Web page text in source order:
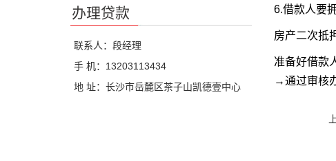
6.借款人要
房产二次抵
准备好借款
→通过审核
办理贷款
联系人：段经理
手 机：13203113434
地 址：长沙市岳麓区茶子山凯德壹中心